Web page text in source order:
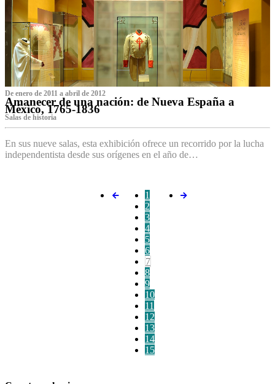
De enero de 2011 a abril de 2012
Amanecer de una nación: de Nueva España a
México, 1765-1836
Salas de historia
En sus nueve salas, esta exhibición ofrece un recorrido por la lucha
independentista desde sus orígenes en el año de…
1
2
3
4
5
6
7
8
9
10
11
12
13
14
15